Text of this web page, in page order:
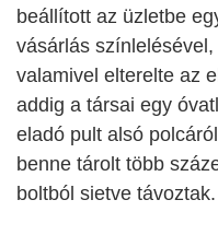
beállított az üzletbe
vásárlás
valamivel elterelte az
addig a társai egy
eladó pult alsó
benne tárolt több
boltból sietve távoztak.